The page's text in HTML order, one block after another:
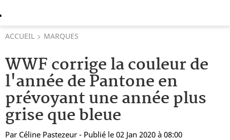
ACCUEIL MARQUES
WWF corrige la couleur de
l'année de Pantone en
prévoyant une année plus
grise que bleue
Par Céline Pastezeur - Publié le 02 Jan 2020 à 08:00